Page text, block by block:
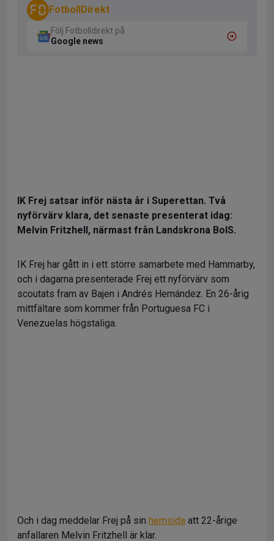
FotbollDirekt
Följ Fotbolldirekt på
Google news
IK Frej satsar inför nästa år i Superettan. Två
nyförvärv klara, det senaste presenterat idag:
Melvin Fritzhell, närmast från Landskrona BoIS.
IK Frej har gått in i ett större samarbete med Hammarby,
och i dagarna presenterade Frej ett nyförvärv som
scoutats fram av Bajen i Andrés Hernández. En 26-årig
mittfältare som kommer från Portuguesa FC i
Venezuelas högstaliga.
Och i dag meddelar Frej på sin hemsida att 22-årige
anfallaren Melvin Fritzhell är klar.